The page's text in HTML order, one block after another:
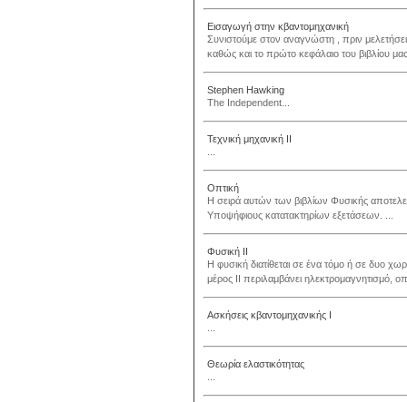
Εισαγωγή στην κβαντομηχανική
Συνιστούμε στον αναγνώστη , πριν μελετήσει
καθώς και το πρώτο κεφάλαιο του
Stephen Hawking
The Independent...
Τεχνική μηχανική ΙI
Οπτική
Η σειρά αυτών των βιβλίων Φυσικής
Υποψήφιους κατατακτηρίων εξετάσεων. ...
Φυσική ΙΙ
Η φυσική διατίθεται σε ένα τόμο ή σε δυο
μέρος ΙΙ περιλαμβάνει ηλεκτρομαγνητισμό,
Ασκήσεις κβαντομηχανικής Ι
Θεωρία ελαστικότητας